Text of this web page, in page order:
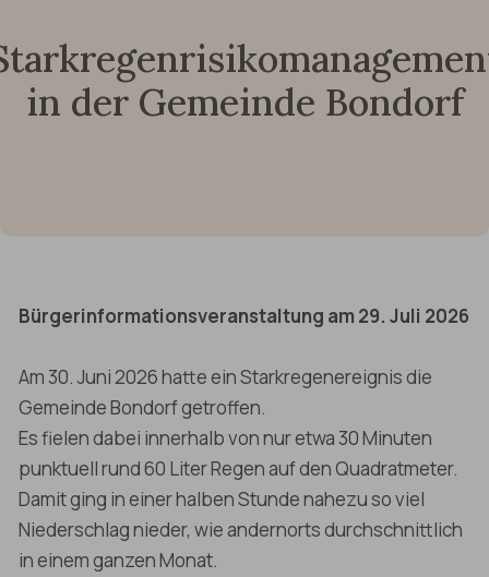
in der Gemeinde Bondorf
Bürgerinformationsveranstaltung am 29. Juli 2026
Am 30. Juni 2026 hatte ein Starkregenereignis die
Gemeinde Bondorf getroffen.
Es fielen dabei innerhalb von nur etwa 30 Minuten
punktuell rund 60 Liter Regen auf den Quadratmeter.
Damit ging in einer halben Stunde nahezu so viel
Niederschlag nieder, wie andernorts durchschnittlich
in einem ganzen Monat.